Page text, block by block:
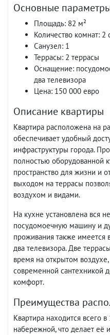
Основные
Площадь: 82 м²
Количество комнат: 2
Санузел: 1
Террасы: 2 террасы
Оснащение:
два телевизора
Цена: 150 000 евро
Описание квартиры
Квартира расположена на
обеспечивает удобный
инфраструктуры города.
полностью оборудованной
пространство для жизни и
выходом на террасы
воздухом и видами.
На кухне установлена вся
посудомоечную машину и
проживания также имеется
два телевизора. Две
время на открытом
современной сантехникой
комфорт.
Преимущества
Квартира находится всего
набережной, что делает её